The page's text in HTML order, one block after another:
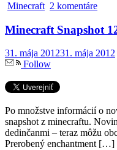
Minecraft 2 komentáre
Minecraft Snapshot
31. mája 201231. mája 2012
Follow
Po množstve informácií o
snapshot z minecraftu.
dedinčanmi – teraz môžu
Prerobený enchantment […]